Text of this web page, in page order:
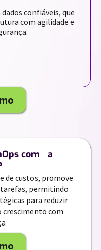
confiáveis, que
com agilidade e
com a
de custos, promove
permitindo
para reduzir
crescimento com